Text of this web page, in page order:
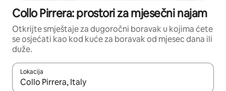
Collo Pirrera: prostori za mjesečni najam
Otkrijte smještaje za dugoročni boravak u kojima ćete
se osjećati kao kod kuće za boravak od mjesec dana ili
duže.
Lokacija
Kad su rezultati dostupni, možete da se krećete kroz njih